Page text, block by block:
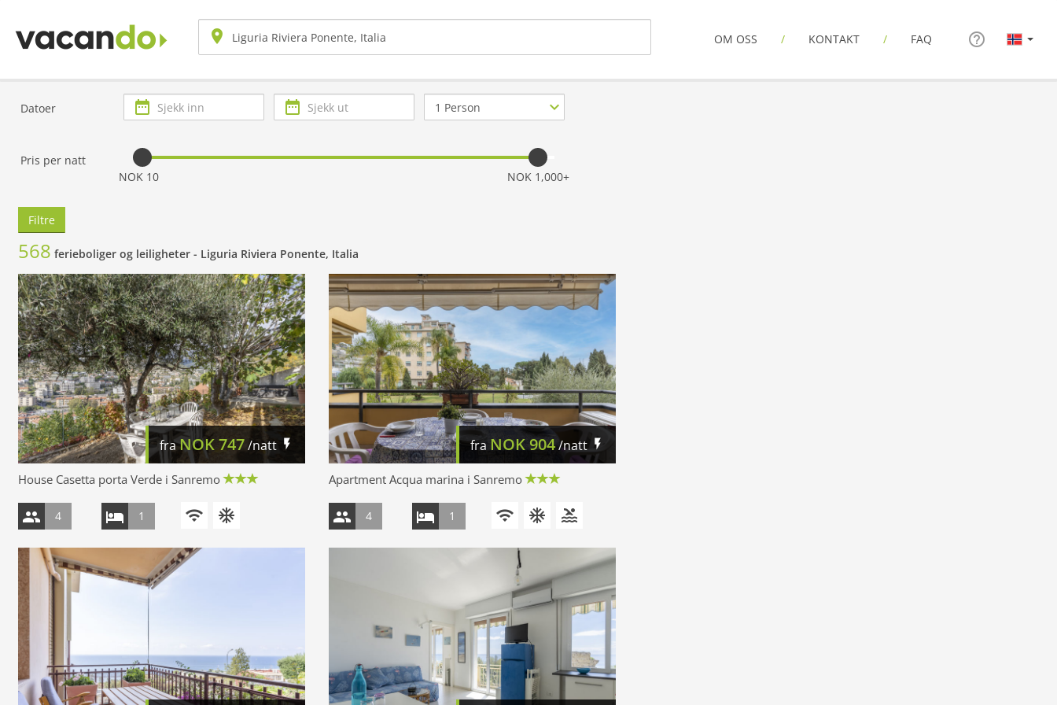
OM OSS KONTAKT FAQ
Datoer
Sjekk
inn
Sjekk
ut
Antall
gjester
Pris per natt
NOK 10
NOK 1,000+
Filtre
568 ferieboliger og leiligheter - Liguria Riviera Ponente, Italia
fraNOK747/natt
House Casetta porta Verde i Sanremo
4 1
fra NOK904/natt
Apartment Acqua marina i Sanremo
4 1